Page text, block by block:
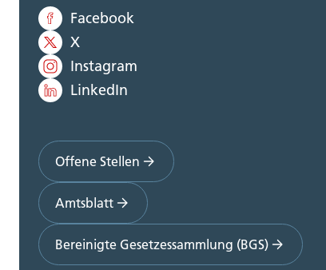
Facebook
X
Instagram
LinkedIn
Offene Stellen
Amtsblatt
Bereinigte Gesetzessammlung (BGS)